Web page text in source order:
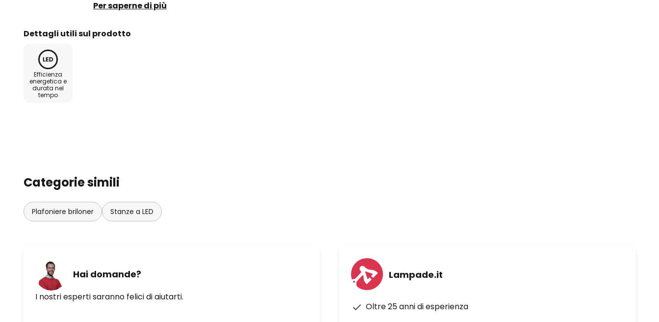
intorno alla cornice superiore del soffitto, creando un'atmosfera
grande effetto.
Per saperne di più
Dettagli utili sul prodotto
Efficienza
energetica e
durata nel
tempo
Categorie simili
Plafoniere briloner Stanze a LED
Hai domande?
I nostri esperti saranno felici di aiutarti.
Lampade.it
Oltre 25 anni di esperienza